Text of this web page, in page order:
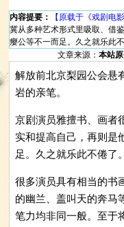
内容提要：
【原载于《戏剧电
冀从多种艺术形式里吸取、借
瘿公等不一而足。久之就乐此
文章来源： 本站
解放前北京梨园公会悬
岩的亲笔。
京剧演员雅擅书、画者
实和提高自己，再则是
足。久之就乐此不倦了
很多演员具有相当的书
的幽兰、盖叫天的奔马
笔力均非同一般。至于